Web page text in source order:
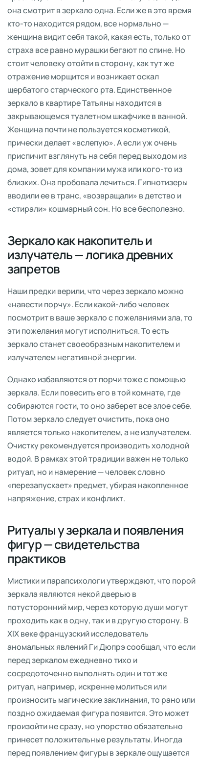
она смотрит в зеркало одна. Если же в это время
кто-то находится рядом, все нормально —
женщина видит себя такой, какая есть, только от
страха все равно мурашки бегают по спине. Но
стоит человеку отойти в сторону, как тут же
отражение морщится и возникает оскал
щербатого старческого рта. Единственное
зеркало в квартире Татьяны находится в
закрывающемся туалетном шкафчике в ванной.
Женщина почти не пользуется косметикой,
прически делает «вслепую». А если уж очень
приспичит взглянуть на себя перед выходом из
дома, зовет для компании мужа или кого-то из
близких. Она пробовала лечиться. Гипнотизеры
вводили ее в транс, «возвращали» в детство и
«стирали» кошмарный сон. Но все бесполезно.
Зеркало как накопитель и
излучатель — логика древних
запретов
Наши предки верили, что через зеркало можно
«навести порчу». Если какой-либо человек
посмотрит в ваше зеркало с пожеланиями зла, то
эти пожелания могут исполниться. То есть
зеркало станет своеобразным накопителем и
излучателем негативной энергии.
Однако избавляются от порчи тоже с помощью
зеркала. Если повесить его в той комнате, где
собираются гости, то оно заберет все злое себе.
Потом зеркало следует очистить, пока оно
является только накопителем, а не излучателем.
Очистку рекомендуется производить холодной
водой. В рамках этой традиции важен не только
ритуал, но и намерение — человек словно
«перезапускает» предмет, убирая накопленное
напряжение, страх и конфликт.
Ритуалы у зеркала и появления
фигур — свидетельства
практиков
Мистики и парапсихологи утверждают, что порой
зеркала являются некой дверью в
потусторонний мир, через которую души могут
проходить как в одну, так и в другую сторону. В
XIX веке французский исследователь
аномальных явлений Ги Дюпрэ сообщал, что если
перед зеркалом ежедневно тихо и
сосредоточенно выполнять один и тот же
ритуал, например, искренне молиться или
произносить магические заклинания, то рано или
поздно ожидаемая фигура появится. Это может
произойти не сразу, но упорство обязательно
принесет положительные результаты. Иногда
перед появлением фигуры в зеркале ощущается